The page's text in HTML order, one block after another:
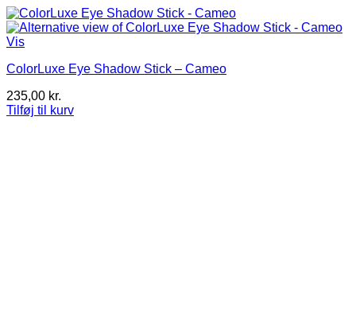
Vis
ColorLuxe Eye Shadow Stick – Cameo
235,00 kr.
Tilføj til kurv